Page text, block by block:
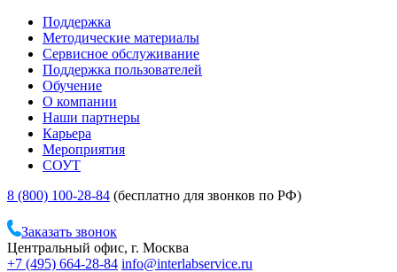
Поддержка
Методические материалы
Сервисное обслуживание
Поддержка пользователей
Обучение
О компании
Наши партнеры
Карьера
Мероприятия
СОУТ
8 (800) 100-28-84 (бесплатно для звонков по РФ)
Заказать звонок
Центральный офис, г. Москва
+7 (495) 664-28-84 info@interlabservice.ru